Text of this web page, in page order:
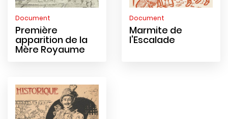
Document
Première
apparition de la
Mère Royaume
Document
Marmite de
l'Escalade